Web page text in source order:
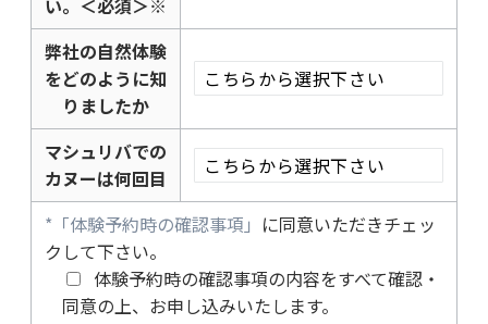
い。 ＜必須＞※
弊社の自然体験
をどのように知
りましたか
マシュリバでの
カヌーは何回目
*「体験予約時の確認事項」 に同意いただきチェッ
クして下さい。
体験予約時の確認事項の内容をすべて確認・
同意の上、お申し込みいたします。